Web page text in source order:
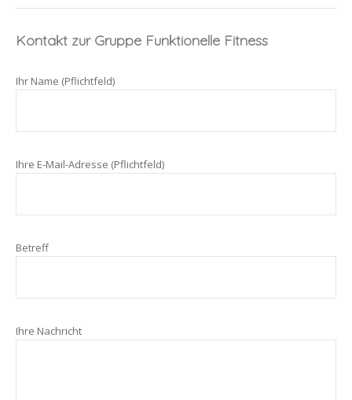
Kontakt zur Gruppe Funktionelle Fitness
Ihr Name (Pflichtfeld)
Ihre E-Mail-Adresse (Pflichtfeld)
Betreff
Ihre Nachricht